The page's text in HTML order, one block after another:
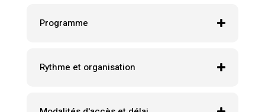
Programme
Rythme et organisation